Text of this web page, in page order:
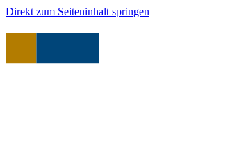
Direkt zum Seiteninhalt springen